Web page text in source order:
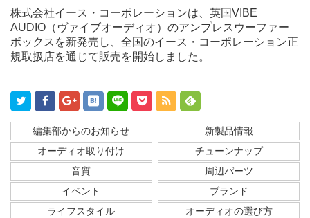
株式会社イース・コーポレーションは、英国VIBE
AUDIO（ヴァイブオーディオ）のアンプレスウーファー
ボックスを新発売し、全国のイース・コーポレーション正
規取扱店を通じて販売を開始しました。
編集部からのお知らせ
新製品情報
オーディオ取り付け
チューンナップ
音質
周辺パーツ
イベント
ブランド
ライフスタイル
オーディオの選び方